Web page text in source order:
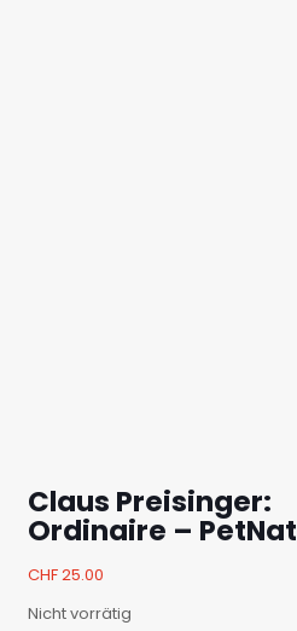
Claus Preisinger:
Ordinaire – PetNat
CHF25.00
Nicht vorrätig